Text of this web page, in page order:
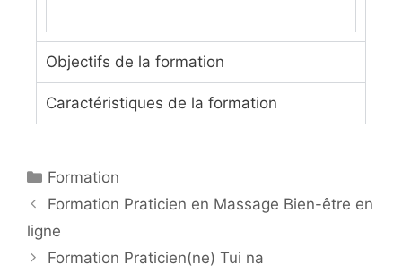
Objectifs de la formation
Caractéristiques de la formation
Formation
Formation Praticien en Massage Bien-être en
ligne
Formation Praticien(ne) Tui na